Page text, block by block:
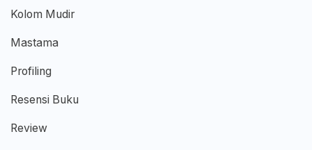
Kolom Mudir
Mastama
Profiling
Resensi Buku
Review